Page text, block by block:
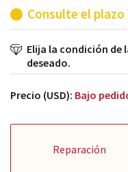
Consulte el
Elija la condición de
deseado.
Precio (USD): Bajo
Reparación